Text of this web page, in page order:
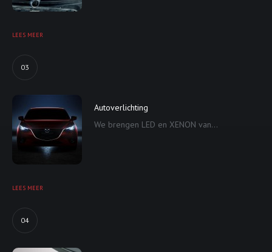
LEES MEER
03
Autoverlichting
We brengen LED en XENON van...
LEES MEER
04